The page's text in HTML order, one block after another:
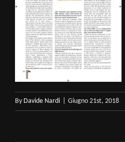
By Davide Nardi Giugno 21st, 2018